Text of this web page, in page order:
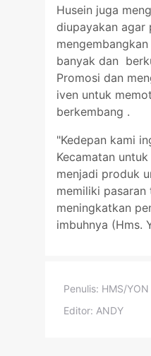
Husein juga
diupayakan agar
banyak dan
Promosi dan
iven untuk
berkembang .
"Kedepan kami
Kecamatan
menjadi produk
memiliki pasaran
meningkatkan
imbuhnya (Hms.
Penulis: HMS/YON
Editor: ANDY